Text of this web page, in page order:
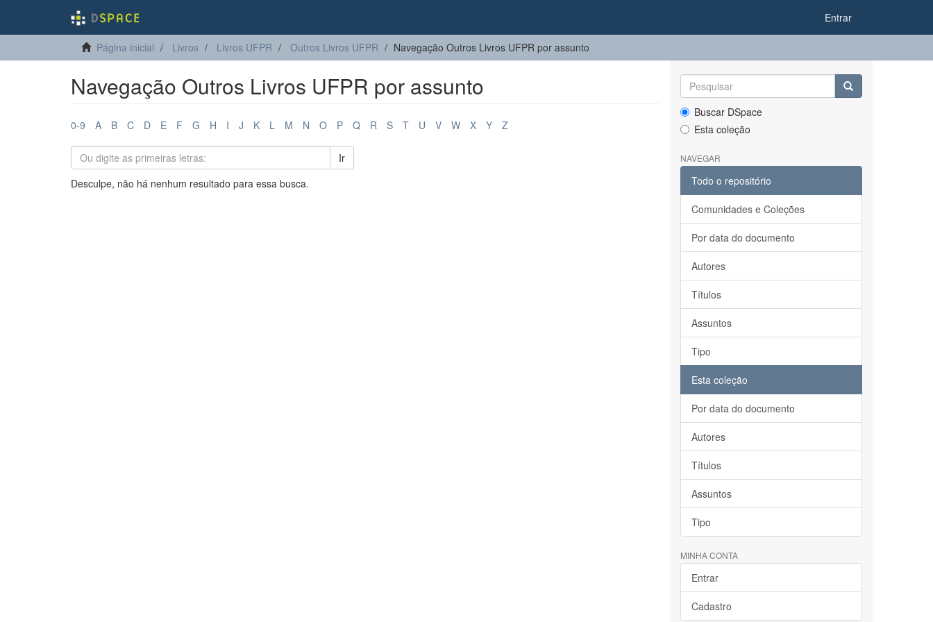
Entrar
Página inicial Livros Livros UFPR Outros Livros UFPR Navegação Outros Livros UFPR por assunto
Navegação Outros Livros UFPR por assunto
0-9 A B C D E F G H I J K L M N O P Q R S T U V W X Y Z
Ir
Desculpe, não há nenhum resultado para essa busca.
Buscar DSpace
Esta coleção
NAVEGAR
Todo o repositório
Comunidades e Coleções
Por data do documento
Autores
Títulos
Assuntos
Tipo
Esta coleção
Por data do documento
Autores
Títulos
Assuntos
Tipo
MINHA CONTA
Entrar
Cadastro